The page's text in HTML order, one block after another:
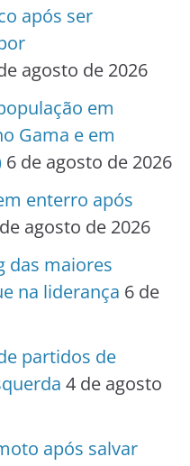
após ser
agosto de 2026
em
Gama e em
6 de agosto de 2026
enterro após
agosto de 2026
das maiores
na liderança 6 de
partidos de
4 de agosto
após salvar